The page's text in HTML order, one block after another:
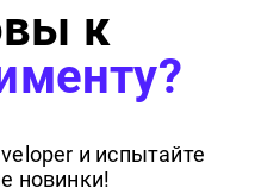
к
и испытайте
новинки!